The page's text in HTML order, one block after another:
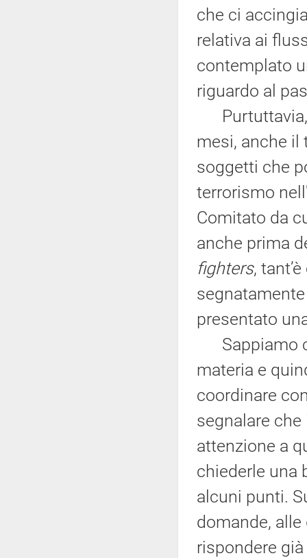
che ci
relativa ai
contemplato
riguardo al
Purtuttavia,
mesi, anche il
soggetti che
terrorismo
Comitato da
anche prima
fighters,
presentato
Sappiamo
materia e
coordinare
segnalare
attenzione a
chiederle una
alcuni punti.
domande,
rispondere